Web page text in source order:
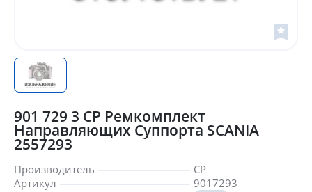
901 729 3 CP Ремкомплект
Направляющих Суппорта SCANIA
2557293
Производитель
CP
Артикул
9017293